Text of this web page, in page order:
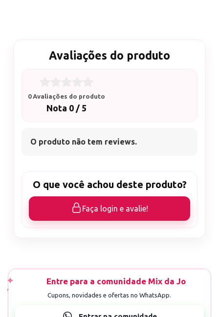
Avaliações do produto
0 Avaliações do produto
Nota 0 / 5
O produto não tem reviews.
O que você achou deste produto?
Faça login e avalie!